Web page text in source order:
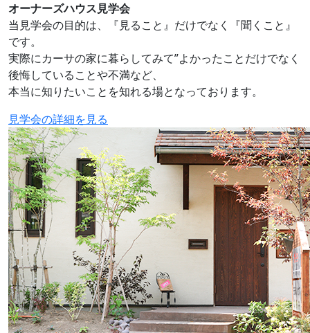
オーナーズハウス見学会
当見学会の目的は、『見ること』だけでなく『聞くこと』
です。
実際にカーサの家に暮らしてみて”よかったことだけでなく
後悔していることや不満など、
本当に知りたいことを知れる場となっております。
見学会の詳細を見る